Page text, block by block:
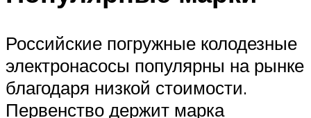
Российские погружные колодезные
электронасосы популярны на рынке
благодаря низкой стоимости.
Первенство держит марка